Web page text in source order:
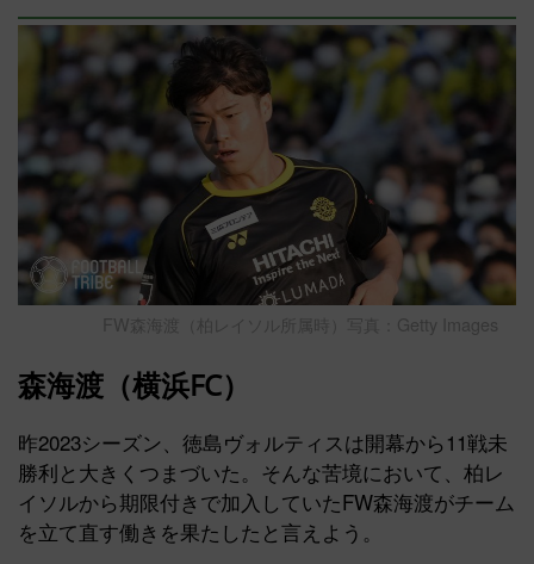
FW森海渡（柏レイソル所属時）写真：Getty Images
森海渡（横浜FC）
昨2023シーズン、徳島ヴォルティスは開幕から11戦未
勝利と大きくつまづいた。そんな苦境において、柏レ
イソルから期限付きで加入していたFW森海渡がチーム
を立て直す働きを果たしたと言えよう。